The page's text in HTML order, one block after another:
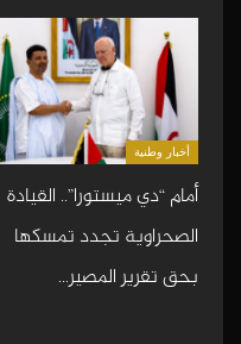
أخبار وطنية
أمام “دي ميستورا”.. القيادة
الصحراوية تجدد تمسكها
بحق تقرير المصير…